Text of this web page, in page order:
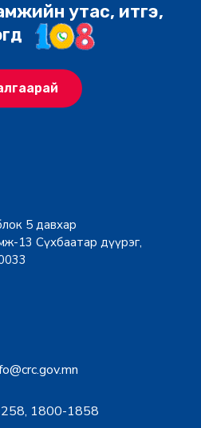
утас, итгэ,
5 давхар
13 Сүхбаатар дүүрэг,
1800-1858